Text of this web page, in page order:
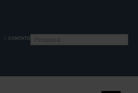
CONTATO